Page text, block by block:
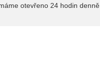
otevřeno 24 hodin denně